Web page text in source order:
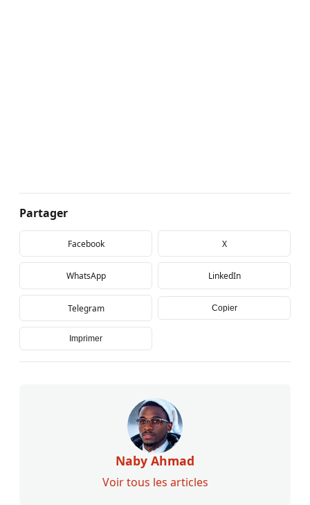
Partager
Facebook X
WhatsApp LinkedIn
Telegram Copier
Imprimer
Naby Ahmad
Voir tous les articles